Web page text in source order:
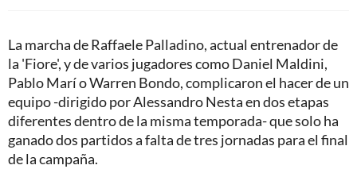
La marcha de Raffaele Palladino, actual entrenador de
la 'Fiore', y de varios jugadores como Daniel Maldini,
Pablo Marí o Warren Bondo, complicaron el hacer de un
equipo -dirigido por Alessandro Nesta en dos etapas
diferentes dentro de la misma temporada- que solo ha
ganado dos partidos a falta de tres jornadas para el final
de la campaña.